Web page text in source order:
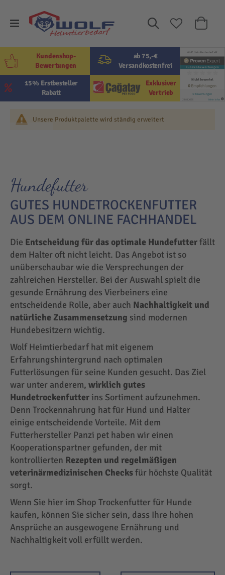
Suche
Mein
ab 75,-€
Versandkostenfrei
Exklusiver
Vertrieb
15% Erstbesteller
Rabatt
Kundenshop-
Bewertungen
Unsere Produktpalette wird ständig erweitert
Hundefutter
GUTES HUNDETROCKENFUTTER
AUS DEM ONLINE FACHHANDEL
Die Entscheidung für das optimale Hundefutterfällt
dem Halter oft nicht leicht. Das Angebot ist so
unüberschaubar wie die Versprechungen der
zahlreichen Hersteller. Bei der Auswahl spielt die
gesunde Ernährung des Vierbeiners eine
entscheidende Rolle, aber auch Nachhaltigkeit und
natürliche Zusammensetzung sind modernen
Hundebesitzern wichtig.
Wolf Heimtierbedarf hat mit eigenem
Erfahrungshintergrund nach optimalen
Futterlösungen für seine Kunden gesucht. Das Ziel
war unter anderem, wirklich gutes
Hundetrockenfutter ins Sortiment aufzunehmen.
Denn Trockennahrung hat für Hund und Halter
einige entscheidende Vorteile. Mit dem
Futterhersteller Panzi pet haben wir einen
Kooperationspartner gefunden, der mit
kontrollierten Rezepten und regelmäßigen
veterinärmedizinischen Checksfür höchste Qualität
sorgt.
Wenn Sie hier im Shop Trockenfutter für Hunde
kaufen, können Sie sicher sein, dass Ihre hohen
Ansprüche an ausgewogene Ernährung und
Nachhaltigkeit voll erfüllt werden.